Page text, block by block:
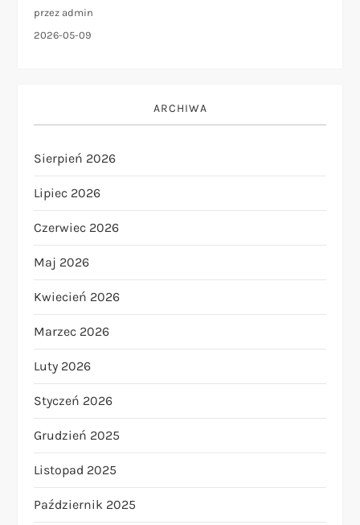
przez admin
2026-05-09
ARCHIWA
Sierpień 2026
Lipiec 2026
Czerwiec 2026
Maj 2026
Kwiecień 2026
Marzec 2026
Luty 2026
Styczeń 2026
Grudzień 2025
Listopad 2025
Październik 2025